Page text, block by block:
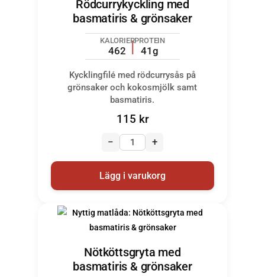
Rödcurrykyckling med
basmatiris & grönsaker
KALORIER
462
PROTEIN
41g
Kycklingfilé med rödcurrysås på
grönsaker och kokosmjölk samt
basmatiris.
115 kr
− +
Lägg i varukorg
Nötköttsgryta med
basmatiris & grönsaker